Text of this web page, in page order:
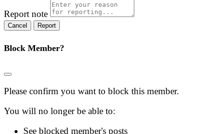
Report note
Report
Block Member?
Please confirm you want to block this member.
You will no longer be able to:
See blocked member's posts